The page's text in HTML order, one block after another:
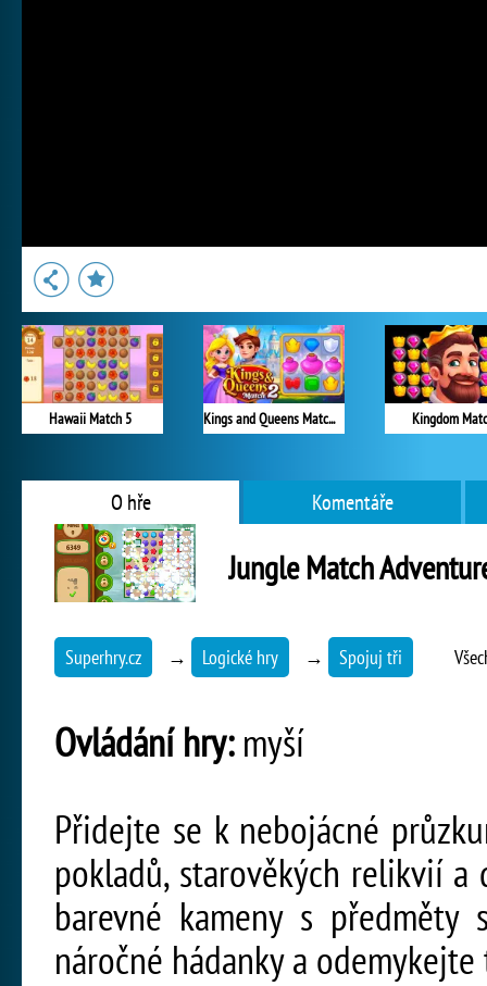
Hawaii Match 5 Kings and Queens Match 2 Kingdom
O hře Komentáře
Jungle Match
Superhry.cz → Logické hry → Spojuj tři
Ovládání hry:myší
Přidejte se k nebojácné
pokladů, starověkých relikvií
barevné kameny s
náročné hádanky a